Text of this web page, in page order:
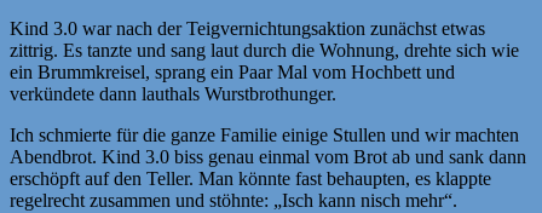
Kind 3.0 war nach der Teigvernichtungsaktion zunächst etwas
zittrig. Es tanzte und sang laut durch die Wohnung, drehte sich wie
ein Brummkreisel, sprang ein Paar Mal vom Hochbett und
verkündete dann lauthals Wurstbrothunger.
Ich schmierte für die ganze Familie einige Stullen und wir machten
Abendbrot. Kind 3.0 biss genau einmal vom Brot ab und sank dann
erschöpft auf den Teller. Man könnte fast behaupten, es klappte
regelrecht zusammen und stöhnte: „Isch kann nisch mehr“.